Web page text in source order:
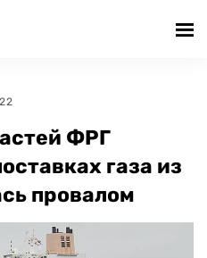
ФРГ
газа из
провалом